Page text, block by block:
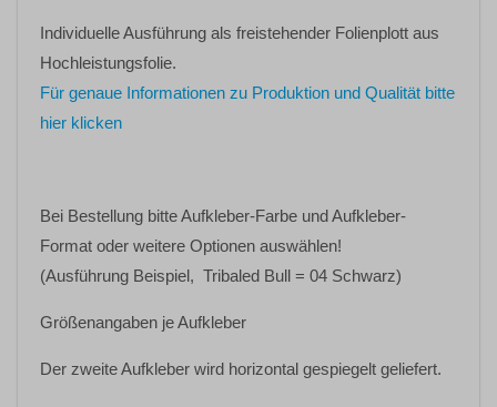
Individuelle Ausführung als freistehender Folienplott aus
Hochleistungsfolie.
Für genaue Informationen zu Produktion und Qualität bitte
hier klicken
Bei Bestellung bitteAufkleber-Farbe undAufkleber-
Format oder weitere Optionen auswählen!
(Ausführung Beispiel, Tribaled Bull = 04 Schwarz)
Größenangaben je Aufkleber
Der zweite Aufkleber wird horizontal gespiegelt geliefert.